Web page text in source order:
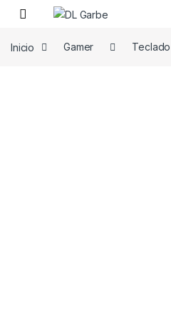
Inicio Gamer